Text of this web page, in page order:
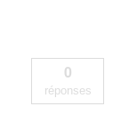
0
réponses